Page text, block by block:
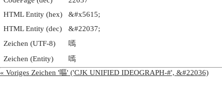
HTML Entity (hex)
&#x5615;
HTML Entity (dec)
&#22037;
Zeichen (UTF-8)
嘕
Zeichen (Entity)
嘕
« Voriges Zeichen '嘔' ('CJK UNIFIED IDEOGRAPH-#', &#22036)